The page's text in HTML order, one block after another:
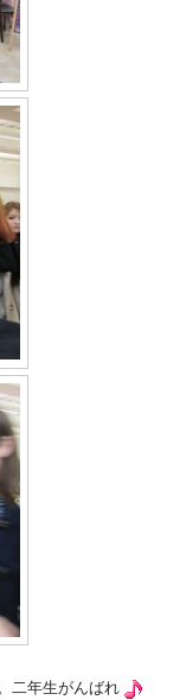
二年生がんばれ